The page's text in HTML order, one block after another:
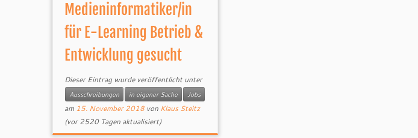
Medieninformatiker/in
für E-Learning Betrieb &
Entwicklung gesucht
Dieser Eintrag wurde veröffentlicht unter
Ausschreibungen in eigener Sache Jobs
am 15. November 2018 von Klaus Steitz
(vor 2520 Tagen aktualisiert)